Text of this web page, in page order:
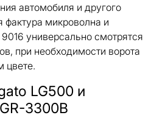
автомобиля и другого
микроволна и
универсально смотрятся
при необходимости ворота
цвете.
LG500 и
3300B